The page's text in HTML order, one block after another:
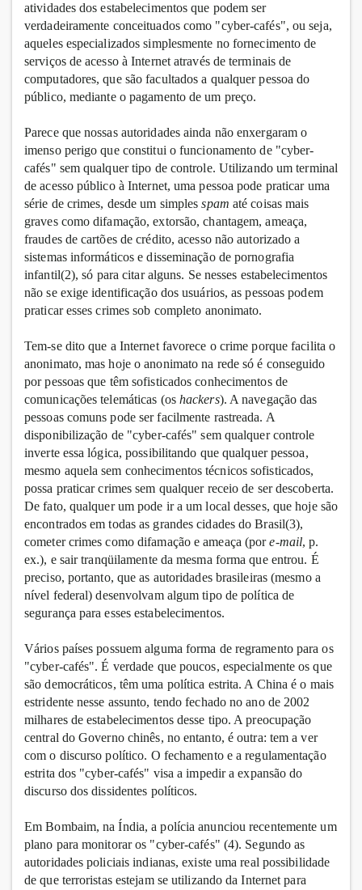
atividades dos estabelecimentos que podem ser
verdadeiramente conceituados como "cyber-cafés", ou seja,
aqueles especializados simplesmente no fornecimento de
serviços de acesso à Internet através de terminais de
computadores, que são facultados a qualquer pessoa do
público, mediante o pagamento de um preço.
Parece que nossas autoridades ainda não enxergaram o
imenso perigo que constitui o funcionamento de "cyber-
cafés" sem qualquer tipo de controle. Utilizando um terminal
de acesso público à Internet, uma pessoa pode praticar uma
série de crimes, desde um simplesspam até coisas mais
graves como difamação, extorsão, chantagem, ameaça,
fraudes de cartões de crédito, acesso não autorizado a
sistemas informáticos e disseminação de pornografia
infantil(2), só para citar alguns. Se nesses estabelecimentos
não se exige identificação dos usuários, as pessoas podem
praticar esses crimes sob completo anonimato.
Tem-se dito que a Internet favorece o crime porque facilita o
anonimato, mas hoje o anonimato na rede só é conseguido
por pessoas que têm sofisticados conhecimentos de
comunicações telemáticas (os hackers). A navegação das
pessoas comuns pode ser facilmente rastreada. A
disponibilização de "cyber-cafés" sem qualquer controle
inverte essa lógica, possibilitando que qualquer pessoa,
mesmo aquela sem conhecimentos técnicos sofisticados,
possa praticar crimes sem qualquer receio de ser descoberta.
De fato, qualquer um pode ir a um local desses, que hoje são
encontrados em todas as grandes cidades do Brasil(3),
cometer crimes como difamação e ameaça (pore-mail, p.
ex.), e sair tranqüilamente da mesma forma que entrou. É
preciso, portanto, que as autoridades brasileiras (mesmo a
nível federal) desenvolvam algum tipo de política de
segurança para esses estabelecimentos.
Vários países possuem alguma forma de regramento para os
"cyber-cafés". É verdade que poucos, especialmente os que
são democráticos, têm uma política estrita. A China é o mais
estridente nesse assunto, tendo fechado no ano de 2002
milhares de estabelecimentos desse tipo. A preocupação
central do Governo chinês, no entanto, é outra: tem a ver
com o discurso político. O fechamento e a regulamentação
estrita dos "cyber-cafés" visa a impedir a expansão do
discurso dos dissidentes políticos.
Em Bombaim, na Índia, a polícia anunciou recentemente um
plano para monitorar os "cyber-cafés" (4). Segundo as
autoridades policiais indianas, existe uma real possibilidade
de que terroristas estejam se utilizando da Internet para